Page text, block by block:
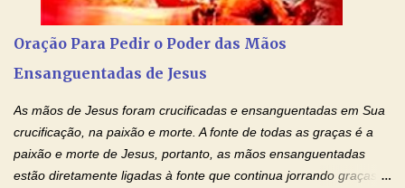
pelos relacionamentos. Diz a Bíblia sagrada: "O amor é paciente,
o amor é prestativo; não é invejoso, não se ostenta, não se incha
de orgulho. Nada faz de inconveniente, não procura o seu próprio
interesse, não se irrita, não guarda rancor. Não se alegra com a
Oração Para Pedir o Poder das Mãos
Ensanguentadas de Jesus
As mãos de Jesus foram crucificadas e ensanguentadas em Sua
crucificação, na paixão e morte. A fonte de todas as graças é a
paixão e morte de Jesus, portanto, as mãos ensanguentadas
estão diretamente ligadas à fonte que continua jorrando graças